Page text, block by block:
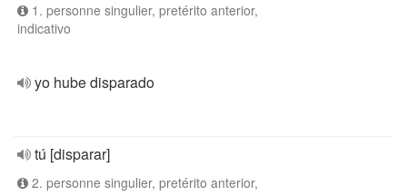
1. personne singulier, pretérito anterior,
indicativo
yo hube disparado
tú [disparar]
2. personne singulier, pretérito anterior,